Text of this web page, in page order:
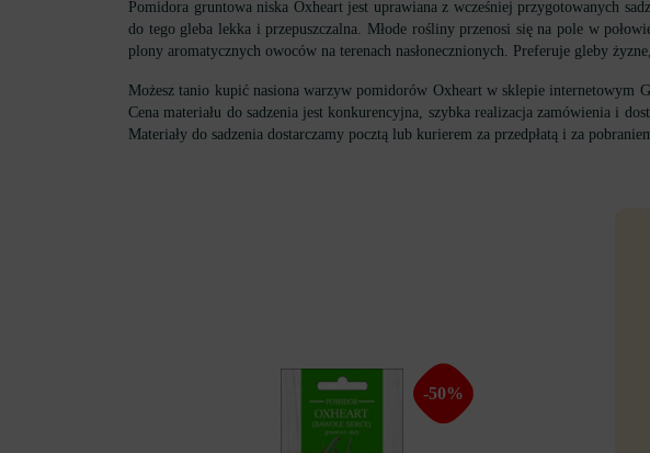
Pomidora gruntowa niska Oxheart jest uprawiana z wcześniej przygotowanych
do tego gleba lekka i przepuszczalna. Młode rośliny przenosi się na pole w
plony aromatycznych owoców na terenach nasłonecznionych. Preferuje gleby
Możesz tanio kupić nasiona warzyw pomidorów Oxheart w sklepie internetowym
Cena materiału do sadzenia jest konkurencyjna, szybka realizacja zamówienia i
Materiały do ​​sadzenia dostarczamy pocztą lub kurierem za przedpłatą i za
-50%